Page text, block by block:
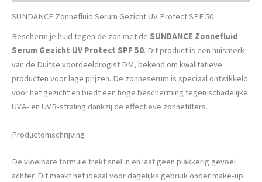
SUNDANCE Zonnefluid Serum Gezicht UV Protect SPF 50
Bescherm je huid tegen de zon met de SUNDANCE Zonnefluid
Serum Gezicht UV Protect SPF 50. Dit product is een huismerk
van de Duitse voordeeldrogist DM, bekend om kwalitatieve
producten voor lage prijzen. De zonneserum is speciaal ontwikkeld
voor het gezicht en biedt een hoge bescherming tegen schadelijke
UVA- en UVB-straling dankzij de effectieve zonnefilters.
Productomschrijving
De vloeibare formule trekt snel in en laat geen plakkerig gevoel
achter. Dit maakt het ideaal voor dagelijks gebruik onder make-up